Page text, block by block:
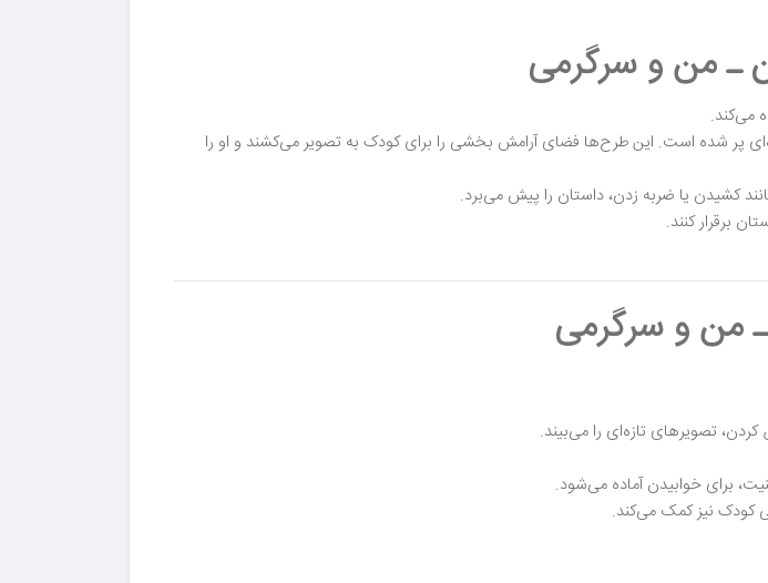
ـ من و سرگرمی
می‌کند.
پر شده است. این طرح‌ها فضای آرامش بخشی را برای کودک به تصویر می‌کشند و او را
کشیدن یا ضربه زدن، داستان را پیش می‌برد.
برقرار کنند.
من و سرگرمی
تصویرهای تازه‌ای را می‌بیند.
برای خوابیدن آماده می‌شود.
کودک نیز کمک می‌کند.